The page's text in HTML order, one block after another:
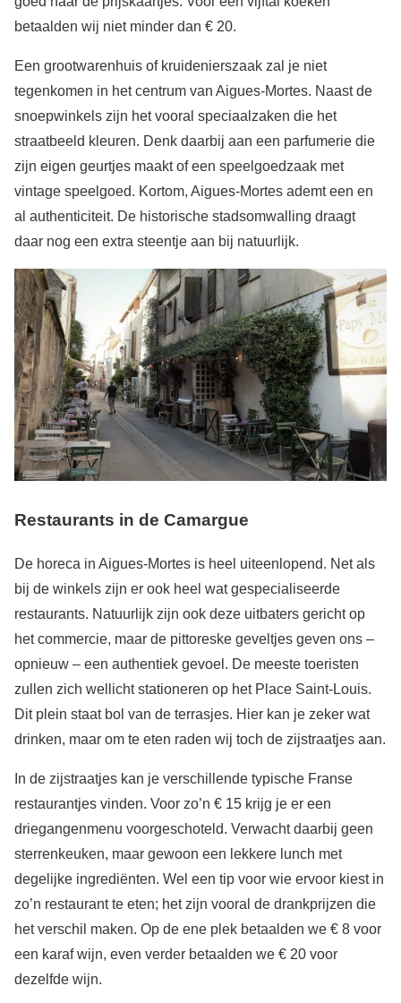
betaalden wij niet minder dan € 20.
Een grootwarenhuis of kruidenierszaak zal je niet
tegenkomen in het centrum van Aigues-Mortes. Naast de
snoepwinkels zijn het vooral speciaalzaken die het
straatbeeld kleuren. Denk daarbij aan een parfumerie die
zijn eigen geurtjes maakt of een speelgoedzaak met
vintage speelgoed. Kortom, Aigues-Mortes ademt een en
al authenticiteit. De historische stadsomwalling draagt
daar nog een extra steentje aan bij natuurlijk.
Restaurants in de Camargue
De horeca in Aigues-Mortes is heel uiteenlopend. Net als
bij de winkels zijn er ook heel wat gespecialiseerde
restaurants. Natuurlijk zijn ook deze uitbaters gericht op
het commercie, maar de pittoreske geveltjes geven ons –
opnieuw – een authentiek gevoel. De meeste toeristen
zullen zich wellicht stationeren op het Place Saint-Louis.
Dit plein staat bol van de terrasjes. Hier kan je zeker wat
drinken, maar om te eten raden wij toch de zijstraatjes aan.
In de zijstraatjes kan je verschillende typische Franse
restaurantjes vinden. Voor zo’n € 15 krijg je er een
driegangenmenu voorgeschoteld. Verwacht daarbij geen
sterrenkeuken, maar gewoon een lekkere lunch met
degelijke ingrediënten. Wel een tip voor wie ervoor kiest in
zo’n restaurant te eten; het zijn vooral de drankprijzen die
het verschil maken. Op de ene plek betaalden we € 8 voor
een karaf wijn, even verder betaalden we € 20 voor
dezelfde wijn.